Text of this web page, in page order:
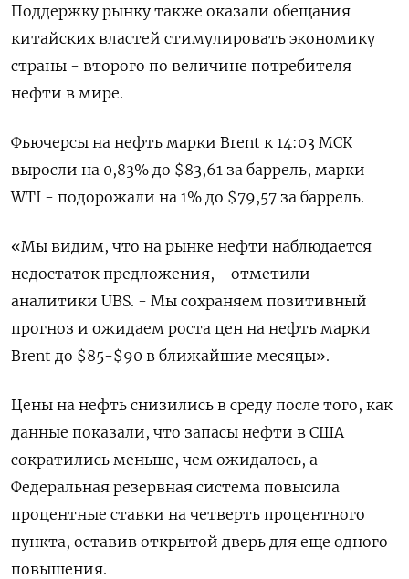
Поддержку рынку также оказали обещания
китайских властей стимулировать экономику
страны - второго по величине потребителя
нефти в мире.
Фьючерсы на нефть марки Brent к 14:03 МСК
выросли на 0,83% до $83,61 за баррель, марки
WTI - подорожали на 1% до $79,57 за баррель.
«Мы видим, что на рынке нефти наблюдается
недостаток предложения, - отметили
аналитики UBS. - Мы сохраняем позитивный
прогноз и ожидаем роста цен на нефть марки
Brent до $85-$90 в ближайшие месяцы».
Цены на нефть снизились в среду после того, как
данные показали, что запасы нефти в США
сократились меньше, чем ожидалось, а
Федеральная резервная система повысила
процентные ставки на четверть процентного
пункта, оставив открытой дверь для еще одного
повышения.